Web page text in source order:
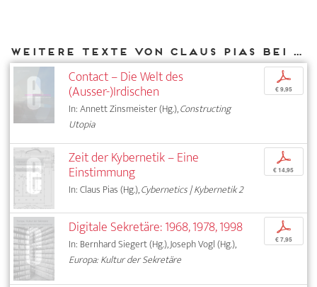
Weitere Texte von Claus Pias bei DIAPHANES
Contact – Die Welt des
(Ausser-)Irdischen
In: Annett Zinsmeister (Hg.),Constructing
Utopia
p
€ 9,95
Zeit der Kybernetik – Eine
Einstimmung
In: Claus Pias (Hg.),Cybernetics | Kybernetik 2
p
€ 14,95
Digitale Sekretäre: 1968, 1978, 1998
In: Bernhard Siegert (Hg.), Joseph Vogl (Hg.),
Europa: Kultur der Sekretäre
p
€ 7,95